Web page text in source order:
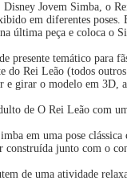
Jovem Simba, o
em diferentes
última peça e coloca o
temático para
Rei Leão (todos
o modelo em 3D,
de O Rei Leão com
em uma pose
junto com o
de uma atividade